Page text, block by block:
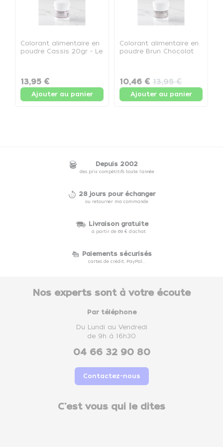
Colorant alimentaire en
poudre Cassis 20gr - Le
13,95 €
Ajouter au panier
Colorant alimentaire en
poudre Brun Chocolat
10,46 € 13,95 €
Ajouter au panier
Depuis 2002
des prix compétitifs toute l'année
28 jours pour échanger
ou retourner ma commande
Livraison gratuite
à partir de 69 € d'achat
Paiements sécurisés
cartes de crédit, PayPal...
Nos experts sont à votre écoute
Par téléphone
Du Lundi au Vendredi
de 9h à 16h30
04 66 32 90 80
Contactez-nous
C'est vous qui le dites